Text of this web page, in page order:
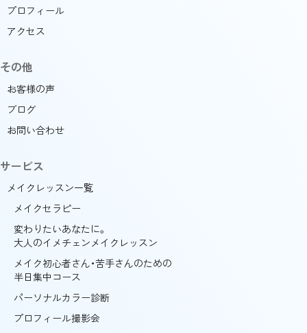
プロフィール
アクセス
その他
お客様の声
ブログ
お問い合わせ
サービス
メイクレッスン一覧
メイクセラピー
変わりたいあなたに。
大人のイメチェンメイクレッスン
メイク初心者さん・苦手さんのための
半日集中コース
パーソナルカラー診断
プロフィール撮影会